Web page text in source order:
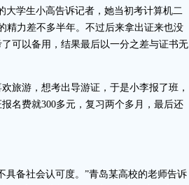
大学生小高告诉记者，她当初考计算机二
精力差不多半年。不过后来拿出证来也没
可以备用，结果最后以一分之差与证书无
游，想考出导游证，于是小李报了班，
名费就300多元，复习两个多月，最后还
备社会认可度。”青岛某高校的老师告诉